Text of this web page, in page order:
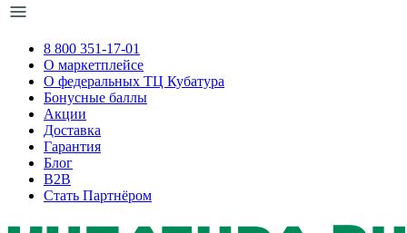
8 800 351-17-01
О маркетплейсе
О федеральных ТЦ Кубатура
Бонусные баллы
Акции
Доставка
Гарантия
Блог
B2B
Стать Партнёром